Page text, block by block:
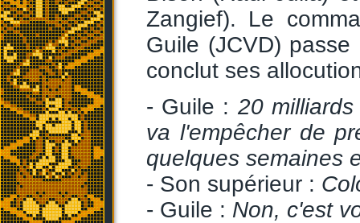
Zangief). Le
Guile (JCVD)
conclut ses
- Guile : 20
va l'empêcher de
quelques semaines
- Son supérieur :
- Guile : Non, c'est